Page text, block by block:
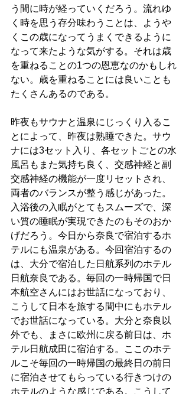
う間に時が経っていくだろう。流れゆ
く時を思う存分味わうことは、ようや
くこの歳になってうまくできるように
なって来たような気がする。それは歳
を重ねることの1つの恩恵なのかもしれ
ない。歳を重ねることには良いことも
たくさんあるのである。
昨夜もサウナと温泉にじっくり入るこ
とによって、昨夜は熟睡できた。サウ
ナには3セット入り、各セットごとの水
風呂もまた気持ち良く、交感神経と副
交感神経の機能が一度リセットされ、
両者のバランスが整う感じがあった。
入浴後の入眠がとてもスムーズで、深
い質の睡眠が実現できたのもそのおか
げだろう。今日から奈良で宿泊するホ
テルにも温泉がある。今回宿泊するの
は、大分で宿泊した日航系列のホテル
日航奈良である。毎回の一時帰国で日
本航空さんにはお世話になっており、
こうして日本を旅する間中にもホテル
でお世話になっている。大分と奈良以
外でも、まさに欧州に戻る前日は、ホ
テル日航成田に宿泊する。ここのホテ
ルこそ毎回の一時帰国の最終日の前日
に宿泊させてもらっている行きつけの
ホテルのような感じである。こうして